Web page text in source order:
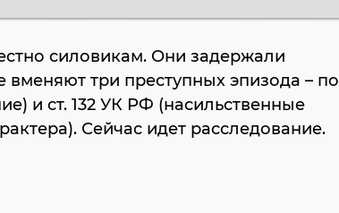
силовикам. Они задержали
три преступных эпизода – по
и ст. 132 УК РФ (насильственные
Сейчас идет расследование.